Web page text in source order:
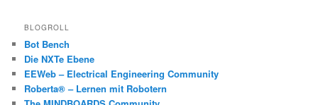
BLOGROLL
Bot Bench
Die NXTe Ebene
EEWeb – Electrical Engineering Community
Roberta® – Lernen mit Robotern